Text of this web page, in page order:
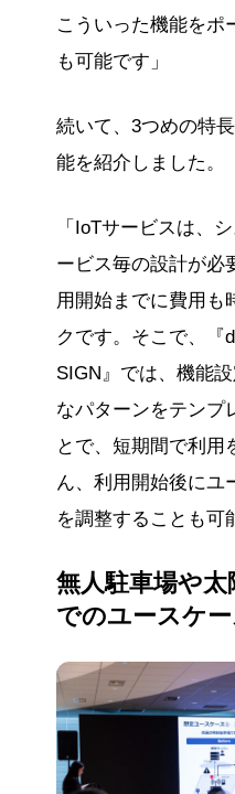
こういった機能をポ
も可能です」
続いて、3つめの特
能を紹介しました。
「IoTサービスは、
ービス毎の設計が必
用開始までに費用も
クです。そこで、『
SIGN』では、機能
なパターンをテンプ
とで、短期間で利用
ん、利用開始後にユ
を調整することも可
無人駐車場や
でのユースケー